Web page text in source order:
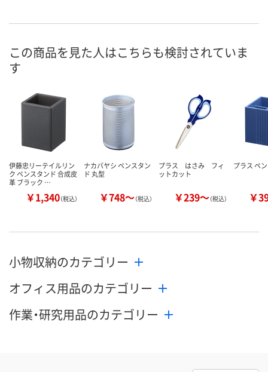
この商品を見た人はこちらも検討されていま
す
伊藤忠リーテイルリン
ク ペンスタンド 合成皮
革 ブラック …
￥1,340（税込）
ナカバヤシ ペンスタン
ド 丸型
￥748～（税込）
プラス はさみ フィ
ットカット
￥239～（税込）
プラス ペ
￥
小物収納のカテゴリー
オフィス用品のカテゴリー
作業・研究用品のカテゴリー